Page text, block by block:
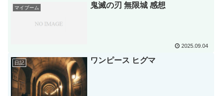
マイブーム 鬼滅の刃 無限城 感想
2025.09.04
日記 ワンピース ヒグマ